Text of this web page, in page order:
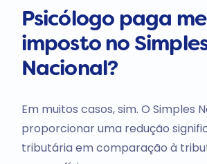
Psicólogo paga
imposto no
Nacional?
Em muitos casos, sim. O Simples
proporcionar uma redução
tributária em comparação à